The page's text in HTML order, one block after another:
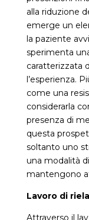
alla riduzione
emerge un
la paziente
sperimenta
caratterizzata
l’esperienza.
come una
considerarla
presenza di
questa
soltanto uno
una modalità
mantengono
Lavoro di
Attraverso il